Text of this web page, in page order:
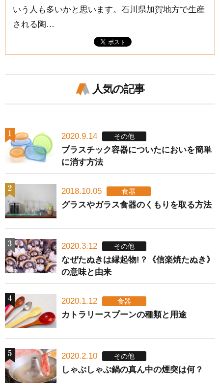
いう人も多いかと思います。石川県加賀地方で生産
される陶…
人気の記事
2020.9.14 その他
プラスチック容器についたにおいを簡単
に消す方法
2018.10.05 食器
グラスやガラス食器のくもりを取る方法
2020.3.12 その他
なぜたぬきは縁起物!？《信楽焼たぬき》
の意味と由来
2020.1.12 食器
カトラリースプーンの種類と用途
2020.2.10 その他
しゃぶしゃぶ鍋の真ん中の煙突は何？